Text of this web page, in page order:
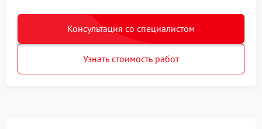
Консультация со специалистом
Узнать стоимость работ